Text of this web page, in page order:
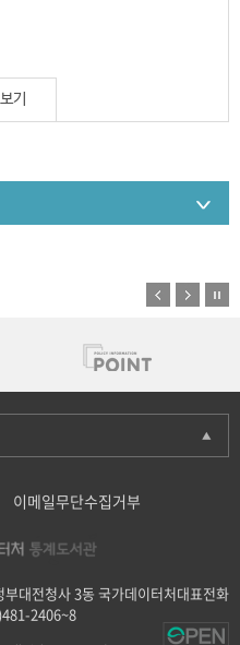
기
이메일무단수집거부
대전청사 3동 국가데이터처대표전화
2406~8